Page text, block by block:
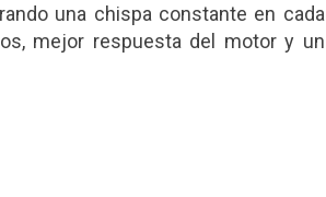
una chispa constante en cada
mejor respuesta del motor y un